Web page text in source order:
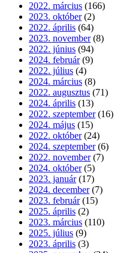
2022. március (166)
2023. október (2)
2022. április (64)
2023. november (8)
2022. június (94)
2024. február (9)
2022. július (4)
2024. március (8)
2022. augusztus (71)
2024. április (13)
2022. szeptember (16)
2024. május (15)
2022. október (24)
2024. szeptember (6)
2022. november (7)
2024. október (5)
2023. január (17)
2024. december (7)
2023. február (15)
2025. április (2)
2023. március (110)
2025. július (9)
2023. április (3)